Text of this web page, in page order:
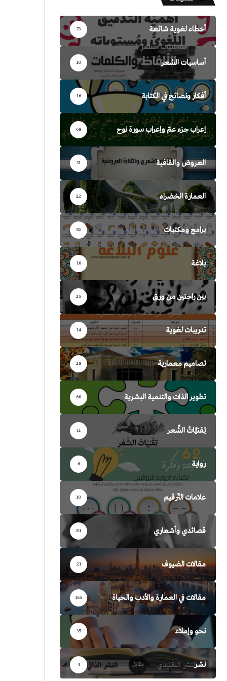
أخطاء لغوية شائعة 73
أساسيات الشعر 10
أفكار ونصائح في الكتابة 16
إعراب جزء عمّ وإعراب سورة نوح 68
العروض والقافية 31
العمارة الخضراء 22
برامج ومكتبات 52
بلاغة 16
بين راحتين من ورق 25
تدريبات لغوية 14
تصاميم معمارية 28
تطوير الذات والتنمية البشرية 68
تِقنيَّاتُ الشِّعر 11
رواية 6
علامات التّرقيم 10
قصائدي وأشعاري 81
مقالات الضيوف 21
مقالات في العمارة والأدب والحياة 165
نحو وإملاء 35
نشر 4